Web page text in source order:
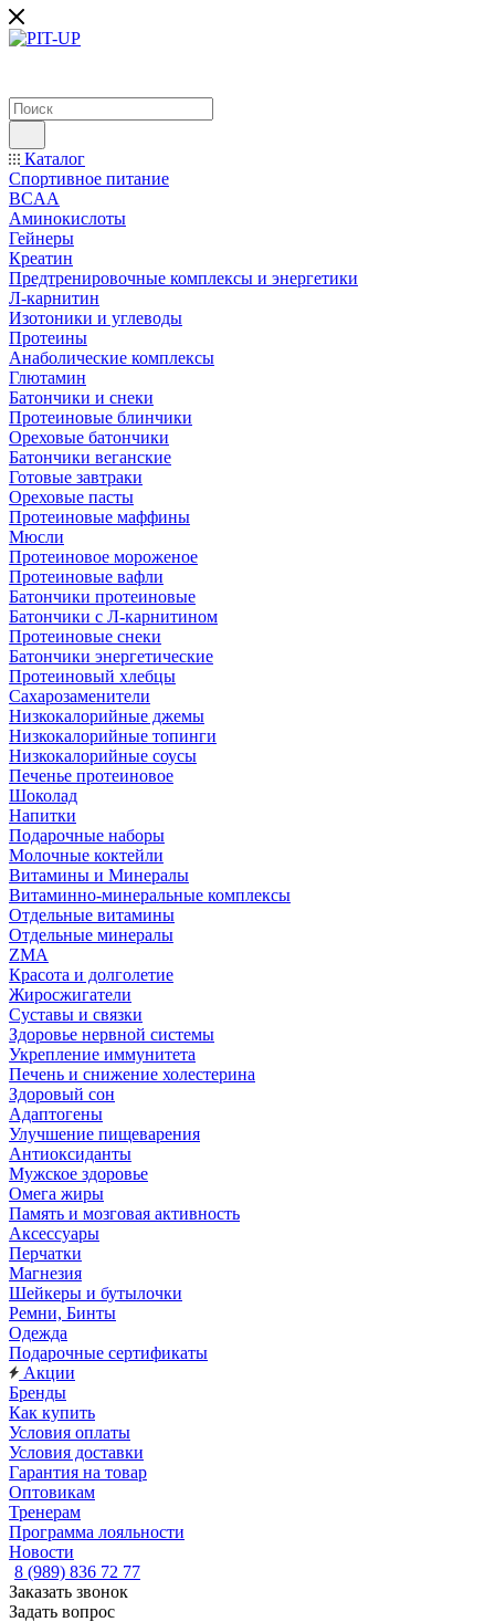
Каталог
Спортивное питание
BCAA
Аминокислоты
Гейнеры
Креатин
Предтренировочные комплексы и энергетики
Л-карнитин
Изотоники и углеводы
Протеины
Анаболические комплексы
Глютамин
Батончики и снеки
Протеиновые блинчики
Ореховые батончики
Батончики веганские
Готовые завтраки
Ореховые пасты
Протеиновые маффины
Мюсли
Протеиновое мороженое
Протеиновые вафли
Батончики протеиновые
Батончики с Л-карнитином
Протеиновые снеки
Батончики энергетические
Протеиновый хлебцы
Сахарозаменители
Низкокалорийные джемы
Низкокалорийные топинги
Низкокалорийные соусы
Печенье протеиновое
Шоколад
Напитки
Подарочные наборы
Молочные коктейли
Витамины и Минералы
Витаминно-минеральные комплексы
Отдельные витамины
Отдельные минералы
ZMA
Красота и долголетие
Жиросжигатели
Суставы и связки
Здоровье нервной системы
Укрепление иммунитета
Печень и снижение холестерина
Здоровый сон
Адаптогены
Улучшение пищеварения
Антиоксиданты
Мужское здоровье
Омега жиры
Память и мозговая активность
Аксессуары
Перчатки
Магнезия
Шейкеры и бутылочки
Ремни, Бинты
Одежда
Подарочные сертификаты
Акции
Бренды
Как купить
Условия оплаты
Условия доставки
Гарантия на товар
Оптовикам
Тренерам
Программа лояльности
Новости
8 (989) 836 72 77
Заказать звонок
Задать вопрос